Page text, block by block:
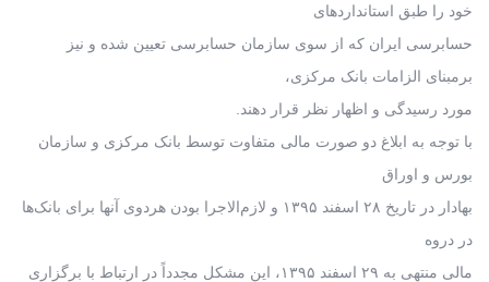
خود را طبق استانداردهای
حسابرسی ایران که از سوی سازمان حسابرسی تعیین شده و نیز
برمبنای الزامات بانک مرکزی،
مورد رسیدگی و اظهار نظر قرار دهند.
با توجه به ابلاغ دو صورت‌ مالی متفاوت توسط بانک مرکزی و سازمان
بورس و اوراق
بهادار در تاریخ ۲۸ اسفند ۱۳۹۵ و لازم‌الاجرا بودن هردوی آنها برای بانک‌ها
در دروه
مالی منتهی به ۲۹ اسفند ۱۳۹۵، این مشکل مجدداً در ارتباط با برگزاری